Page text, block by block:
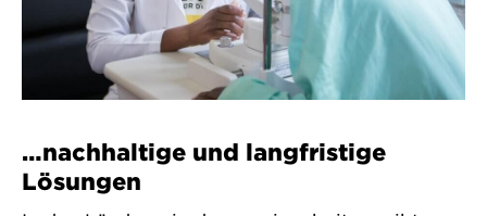
…nachhaltige und langfristige
Lösungen